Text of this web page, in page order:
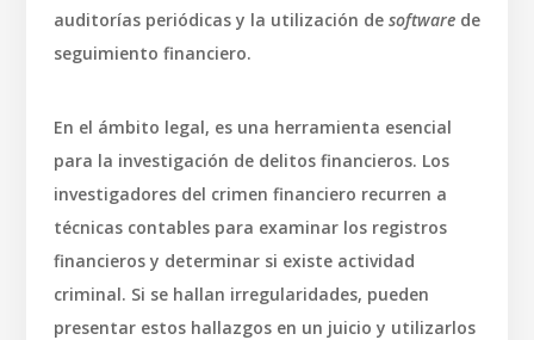
auditorías periódicas y la utilización de software de
seguimiento financiero.
En el ámbito legal, es una herramienta esencial
para la investigación de delitos financieros. Los
investigadores del crimen financiero recurren a
técnicas contables para examinar los registros
financieros y determinar si existe actividad
criminal. Si se hallan irregularidades, pueden
presentar estos hallazgos en un juicio y utilizarlos